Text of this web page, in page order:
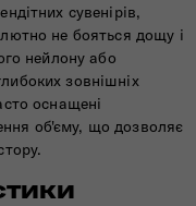
сувенірів,
не бояться дощу і
нейлону або
зовнішніх
оснащені
об'єму, що дозволяє